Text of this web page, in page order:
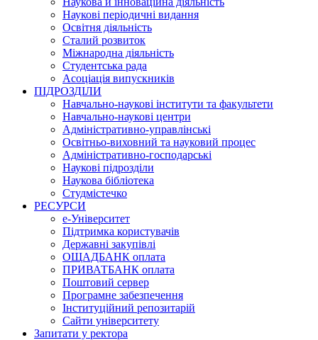
Наукові періодичні видання
Освітня діяльність
Сталий розвиток
Міжнародна діяльність
Студентська рада
Асоціація випускників
ПІДРОЗДІЛИ
Навчально-наукові інститути та факультети
Навчально-наукові центри
Адміністративно-управлінські
Освітньо-виховний та науковий процес
Адміністративно-господарські
Наукові підрозділи
Наукова бібліотека
Студмістечко
РЕСУРСИ
е-Університет
Підтримка користувачів
Державні закупівлі
ОЩАДБАНК оплата
ПРИВАТБАНК оплата
Поштовий сервер
Програмне забезпечення
Інституційний репозитарій
Сайти університету
Запитати у ректора